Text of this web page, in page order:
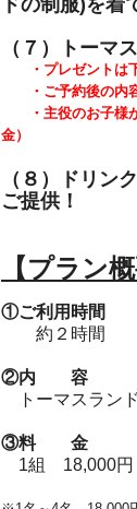
（７）トーマ
・プレゼントは下
・ご予約後の内容
・主役のお子様が
金）
（８）ドリン
ご提供！
【プラン概
①ご利用時間
約２時間
②内 容
トーマスラン
③料 金
1組 18,000円